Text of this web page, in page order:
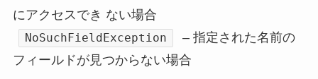
にアクセスでき ない場合
NoSuchFieldException
– 指定された名前の
フィールドが見つからない場合